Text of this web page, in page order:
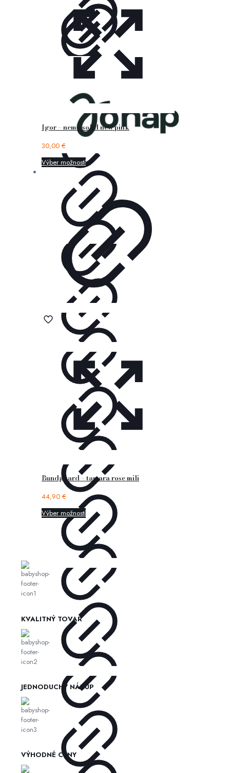
Igor – nemo solid new pink
30,00 €
Výber možností
Bundgaard – tamara rose mili
44,90 €
Výber možností
KVALITNÝ TOVAR
JEDNODUCHÝ NÁKUP
VÝHODNÉ CENY